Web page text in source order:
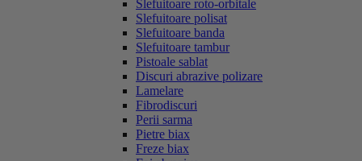
Slefuitoare roto-orbitale
Slefuitoare polisat
Slefuitoare banda
Slefuitoare tambur
Pistoale sablat
Discuri abrazive polizare
Lamelare
Fibrodiscuri
Perii sarma
Pietre biax
Freze biax